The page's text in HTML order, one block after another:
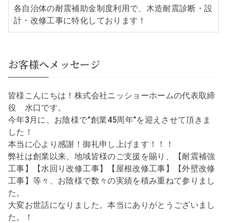
各自治体の耐震補助金制度利用で、木造耐震診断・設
計・改修工事に特化しております！
お客様へメッセージ
皆様こんにちは！株式会社ニッショーホームの代表取締
役 水口です。
今年3月に、お陰様で”創業45周年”を迎えさせて頂きま
した！
本当に心より感謝！御礼申し上げます！！！
弊社は創業以来、地域皆様のご支援を賜り、【耐震補強
工事】【水回り改修工事】【屋根改修工事】【外壁改修
工事】等々、お陰様で数々の実績を積み重ねて参りまし
た。
大変お世話になりました。本当にありがとうございまし
た。！